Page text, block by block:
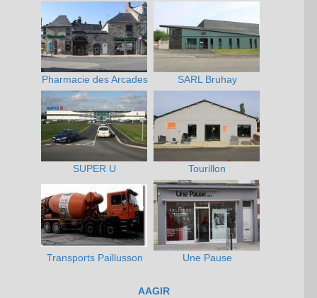
Pharmacie des Arcades SARL Bruhay
SUPER U Tourillon
Transports Paillusson Une Pause
AAGIR